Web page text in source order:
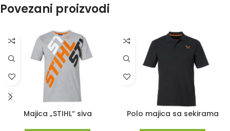
Povezani proizvodi
Majica „STIHL“ siva Polo majica sa sekirama